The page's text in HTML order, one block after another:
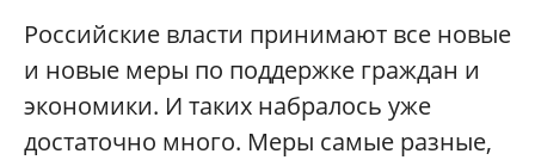
Российские власти принимают все новые
и новые меры по поддержке граждан и
экономики. И таких набралось уже
достаточно много. Меры самые разные,